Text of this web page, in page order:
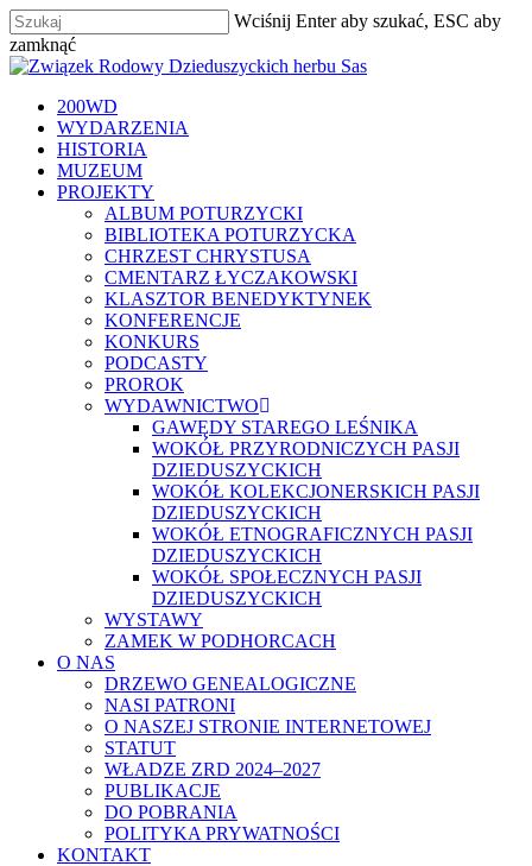
Skip
to
main
Wciśnij Enter aby szukać, ESC aby
zamknąć
Zamknij
szukaj
Menu
200WD
WYDARZENIA
HISTORIA
MUZEUM
PROJEKTY
ALBUM POTURZYCKI
BIBLIOTEKA POTURZYCKA
CHRZEST CHRYSTUSA
CMENTARZ ŁYCZAKOWSKI
KLASZTOR BENEDYKTYNEK
KONFERENCJE
KONKURS
PODCASTY
PROROK
WYDAWNICTWO
GAWĘDY STAREGO LEŚNIKA
WOKÓŁ PRZYRODNICZYCH PASJI
DZIEDUSZYCKICH
WOKÓŁ KOLEKCJONERSKICH PASJI
DZIEDUSZYCKICH
WOKÓŁ ETNOGRAFICZNYCH PASJI
DZIEDUSZYCKICH
WOKÓŁ SPOŁECZNYCH PASJI
DZIEDUSZYCKICH
WYSTAWY
ZAMEK W PODHORCACH
O NAS
DRZEWO GENEALOGICZNE
NASI PATRONI
O NASZEJ STRONIE INTERNETOWEJ
STATUT
WŁADZE ZRD 2024–2027
PUBLIKACJE
DO POBRANIA
POLITYKA PRYWATNOŚCI
KONTAKT